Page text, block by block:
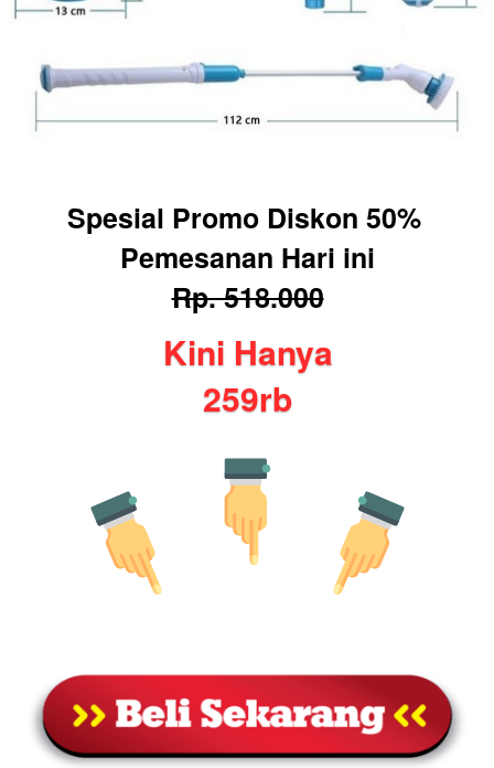
Spesial Promo Diskon 50%
Pemesanan Hari ini
Rp. 518.000
Kini Hanya
259rb